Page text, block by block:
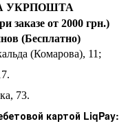
УКРПОШТА
заказе от 2000 грн.)
(Бесплатно)
(Комарова), 11;
73.
картой LiqPay: